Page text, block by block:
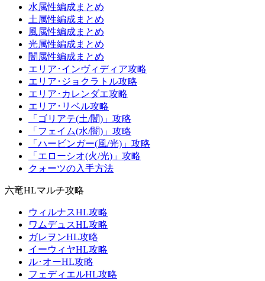
水属性編成まとめ
土属性編成まとめ
風属性編成まとめ
光属性編成まとめ
闇属性編成まとめ
エリア･インヴィディア攻略
エリア･ジョクラトル攻略
エリア･カレンダエ攻略
エリア･リベル攻略
「ゴリアテ(土/闇)」攻略
「フェイム(水/闇)」攻略
「ハービンガー(風/光)」攻略
「エローシオ(火/光)」攻略
クォーツの入手方法
六竜HLマルチ攻略
ウィルナスHL攻略
ワムデュスHL攻略
ガレヲンHL攻略
イーウィヤHL攻略
ル･オーHL攻略
フェディエルHL攻略